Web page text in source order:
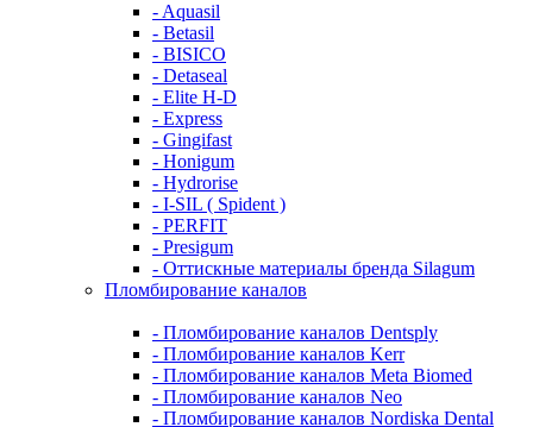
- Aquasil
- Betasil
- BISICO
- Detaseal
- Elite H-D
- Express
- Gingifast
- Honigum
- Hydrorise
- I-SIL ( Spident )
- PERFIT
- Presigum
- Оттискные материалы бренда Silagum
Пломбирование каналов
- Пломбирование каналов Dentsply
- Пломбирование каналов Kerr
- Пломбирование каналов Meta Biomed
- Пломбирование каналов Neo
- Пломбирование каналов Nordiska Dental